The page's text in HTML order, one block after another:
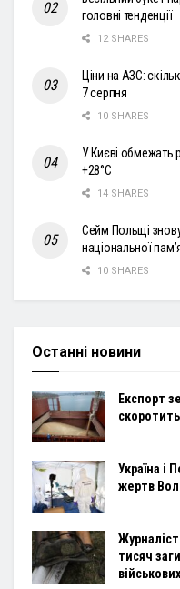
головні тенденції
12 SHARES
Ціни на АЗС:
7 серпня
10 SHARES
У Києві обмежать
+28°С
14 SHARES
Сейм Польщі
національної
10 SHARES
Останні новини
Експорт
Україна і
жертв
тисяч
військових